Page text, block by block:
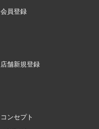
会員登録
店舗新規登録
コンセプト